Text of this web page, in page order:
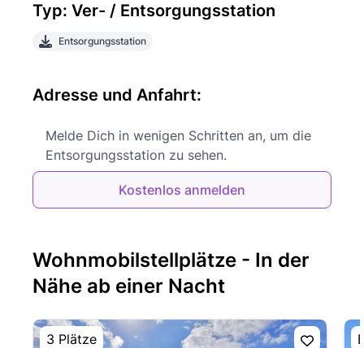
Typ: Ver- / Entsorgungsstation
Entsorgungsstation
Adresse und Anfahrt:
Melde Dich in wenigen Schritten an, um die
Entsorgungsstation zu sehen.
Kostenlos anmelden
Wohnmobilstellplätze - In der
Nähe ab einer Nacht
3 Plätze